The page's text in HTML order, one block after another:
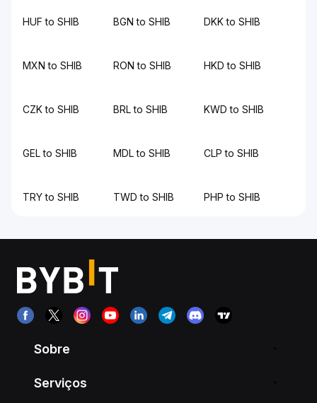
HUF to SHIB BGN to SHIB DKK to SHIB
MXN to SHIB RON to SHIB HKD to SHIB
CZK to SHIB BRL to SHIB KWD to SHIB
GEL to SHIB MDL to SHIB CLP to SHIB
TRY to SHIB TWD to SHIB PHP to SHIB
Sobre
Serviços